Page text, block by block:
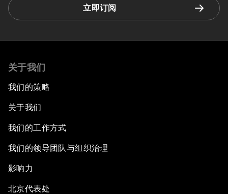
立即订阅
关于我们
我们的策略
关于我们
我们的工作方式
我们的领导团队与组织治理
影响力
北京代表处